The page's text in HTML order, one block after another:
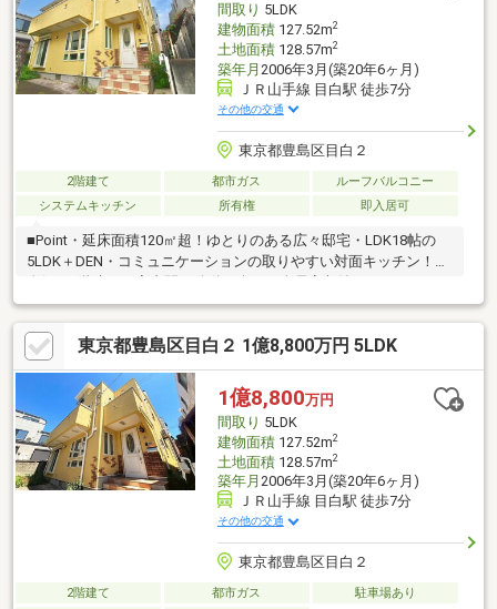
間取り 5LDK
建物面積127.52m2
土地面積128.57m2
築年月 2006年3月(築20年6ヶ月)
ＪＲ山手線 目白駅 徒歩7分
その他の交通
東京都豊島区目白２
2階建て 都市ガス
ルーフバルコニー
システムキッチン
所有権 即入居可
■Point・延床面積120㎡超！ゆとりのある広々邸宅・LDK18帖の
5LDK＋DEN・コミュニケーションの取りやすい対面キッチン！・
人気の2階建てで室内間の移動も楽々・全居室収納＋ロフトあ
り！・南西向きワイドバルコニー＋屋上ルーフバルコニーで陽当
たり良好・3駅複数路線利用可能の好立地■Access山手線「目白」
駅…徒歩7分副都心線「雑司ヶ谷」駅…徒歩7分山手線ほか「池袋」
駅…徒歩10分生活利便施設が徒歩10分圏内に揃っており、日常生
活や子育てにも最適な環境です！現地、周辺環境の確認等含めご
見学は随時承っております。お気軽にお問合せください！
東京都豊島区目白２ 1億8,800万円 5LDK
1億8,800万円
間取り 5LDK
建物面積127.52m2
土地面積128.57m2
築年月 2006年3月(築20年6ヶ月)
ＪＲ山手線 目白駅 徒歩7分
その他の交通
東京都豊島区目白２
2階建て 都市ガス
駐車場あり